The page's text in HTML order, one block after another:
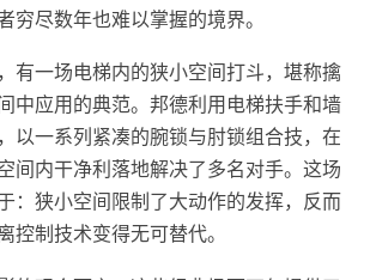
穷尽数年也难以掌握的境界。
有一场电梯内的狭小空间打斗，堪称擒
中应用的典范。邦德利用电梯扶手和墙
以一系列紧凑的腕锁与肘锁组合技，在
间内干净利落地解决了多名对手。这场
：狭小空间限制了大动作的发挥，反而
控制技术变得无可替代。